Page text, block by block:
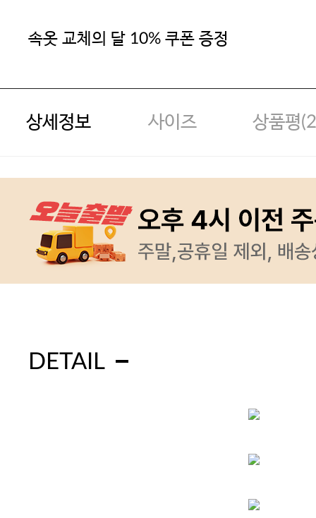
속옷 교체의 달 10% 쿠폰 증정
상세정보 사이즈 상품평(2
DETAIL